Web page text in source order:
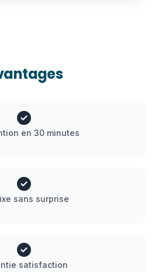
en 30 minutes
sans surprise
satisfaction